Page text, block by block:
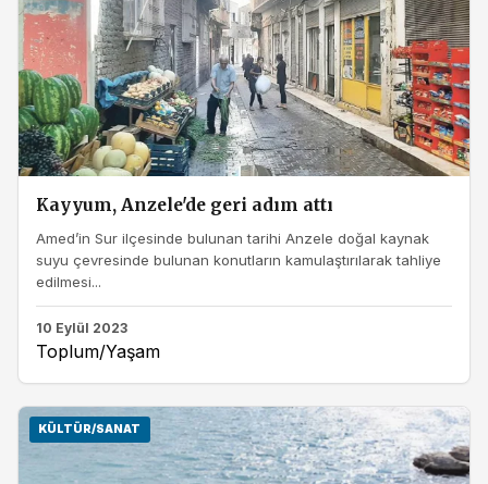
Kayyum, Anzele'de geri adım attı
Amed’in Sur ilçesinde bulunan tarihi Anzele doğal kaynak
suyu çevresinde bulunan konutların kamulaştırılarak tahliye
edilmesi...
10 Eylül 2023
Toplum/Yaşam
KÜLTÜR/SANAT